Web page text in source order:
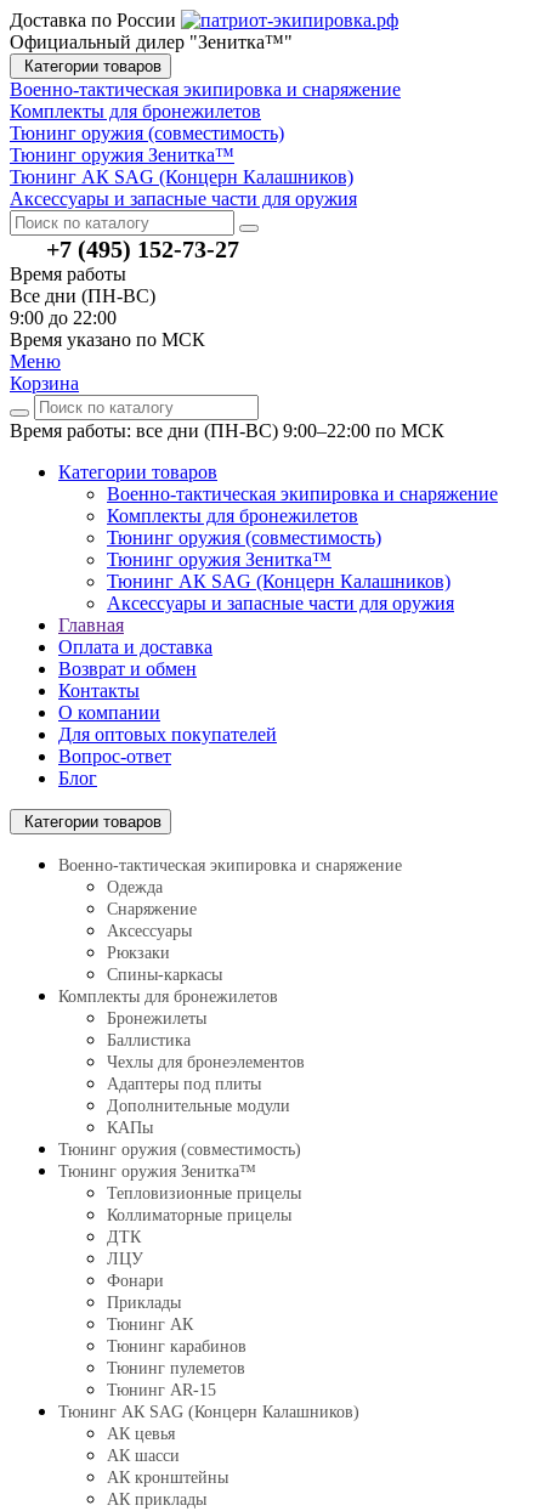
Доставка по России
Официальный дилер "Зенитка™"
Категории товаров
Военно-тактическая экипировка и снаряжение
Комплекты для бронежилетов
Тюнинг оружия (совместимость)
Тюнинг оружия Зенитка™
Тюнинг АК SAG (Концерн Калашников)
Аксессуары и запасные части для оружия
+7 (495) 152-73-27
Время работы
Все дни (ПН-ВС)
9:00 до 22:00
Время указано по МСК
Меню
Корзина
Время работы: все дни (ПН-ВС) 9:00–22:00 по МСК
Категории товаров
Военно-тактическая экипировка и снаряжение
Комплекты для бронежилетов
Тюнинг оружия (совместимость)
Тюнинг оружия Зенитка™
Тюнинг АК SAG (Концерн Калашников)
Аксессуары и запасные части для оружия
Главная
Оплата и доставка
Возврат и обмен
Контакты
О компании
Для оптовых покупателей
Вопрос-ответ
Блог
Категории товаров
Военно-тактическая экипировка и снаряжение
Одежда
Снаряжение
Аксессуары
Рюкзаки
Спины-каркасы
Комплекты для бронежилетов
Бронежилеты
Баллистика
Чехлы для бронеэлементов
Адаптеры под плиты
Дополнительные модули
КАПы
Тюнинг оружия (совместимость)
Тюнинг оружия Зенитка™
Тепловизионные прицелы
Коллиматорные прицелы
ДТК
ЛЦУ
Фонари
Приклады
Тюнинг АК
Тюнинг карабинов
Тюнинг пулеметов
Тюнинг AR-15
Тюнинг АК SAG (Концерн Калашников)
АК цевья
АК шасси
АК кронштейны
АК приклады